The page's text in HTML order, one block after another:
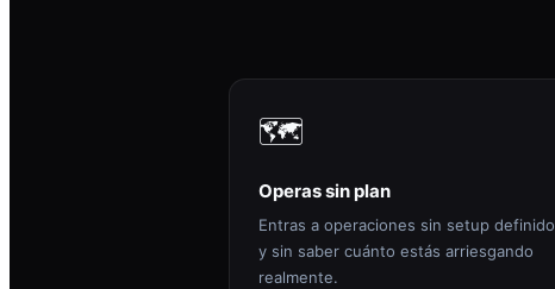
🗺️
Operas sin plan
Entras a operaciones sin setup definido
y sin saber cuánto estás arriesgando
realmente.